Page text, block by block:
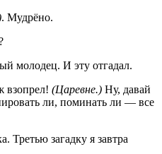
. Мудрёно.
молодец. И эту отгадал.
(Царевне.) Ну, давай
ли, поминать ли — все
загадку я завтра